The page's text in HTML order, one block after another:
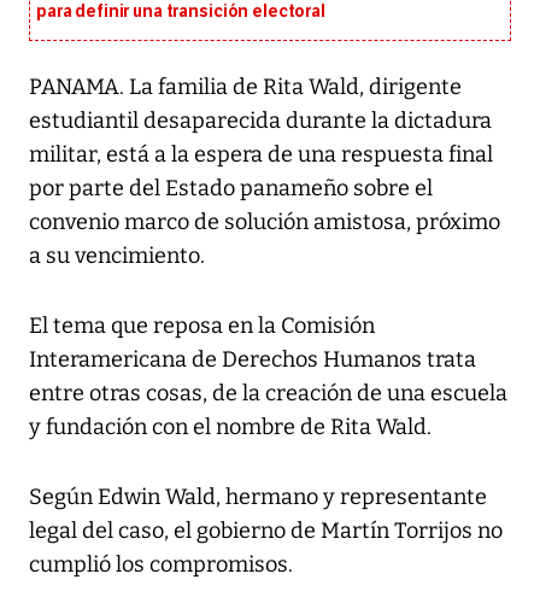
para definir una transición electoral
PANAMA. La familia de Rita Wald, dirigente
estudiantil desaparecida durante la dictadura
militar, está a la espera de una respuesta final
por parte del Estado panameño sobre el
convenio marco de solución amistosa, próximo
a su vencimiento.
El tema que reposa en la Comisión
Interamericana de Derechos Humanos trata
entre otras cosas, de la creación de una escuela
y fundación con el nombre de Rita Wald.
Según Edwin Wald, hermano y representante
legal del caso, el gobierno de Martín Torrijos no
cumplió los compromisos.